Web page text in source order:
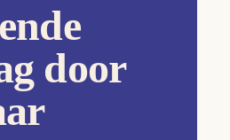
door